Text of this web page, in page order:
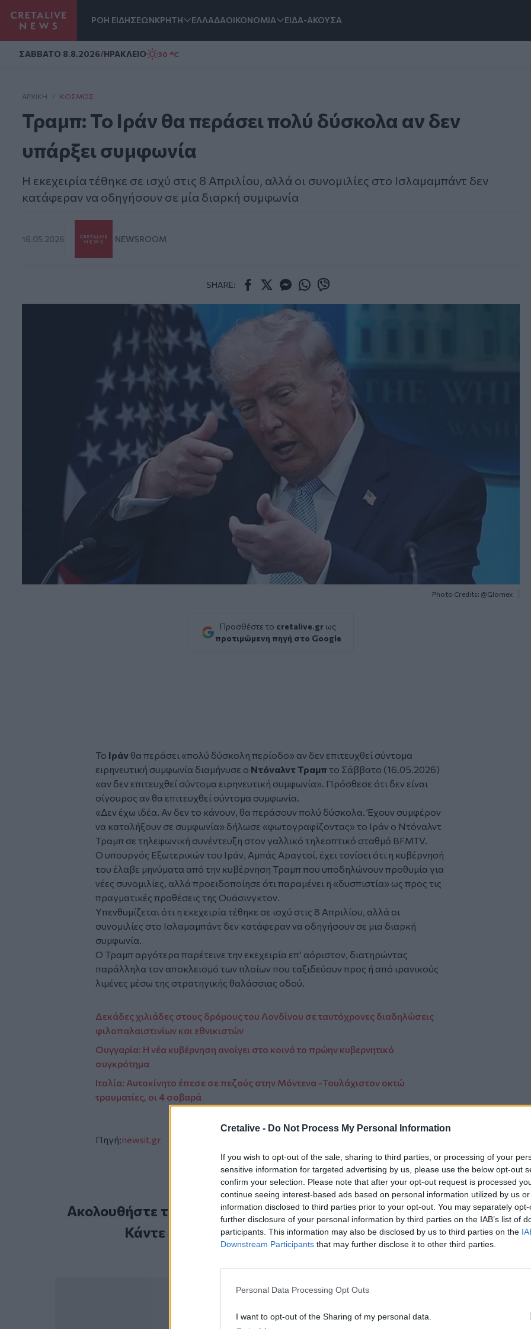
Cretalive - Do Not Process My Personal Information
If you wish to opt-out of the sale, sharing to third parties, or processing of your
sensitive information for targeted advertising by us, please use the below opt-out
confirm your selection. Please note that after your opt-out request is processed
continue seeing interest-based ads based on personal information utilized by us
information disclosed to third parties prior to your opt-out. You may separately
further disclosure of your personal information by third parties on the IAB’s list of
participants. This information may also be disclosed by us to third parties on the
Downstream Participants that may further disclose it to other third parties.
Personal Data Processing Opt Outs
I want to opt-out of the Sharing of my personal data.
ΡΟΗ ΕΙΔΗΣΕΩΝΚΡΗΤΗ ΕΛΛΑΔΑΟΙΚΟΝΟΜΙΑ ΕΙΔΑ-ΑΚΟΥΣΑ
ΣAΒΒΑΤΟ 8.8.2026/ΗΡΑΚΛΕΙΟ 30 °C
ΑΡΧΙΚΗ / ΚΌΣΜΟΣ
Τραμπ: Το Ιράν θα περάσει πολύ δύσκολα αν δεν
υπάρξει συμφωνία
Η εκεχειρία τέθηκε σε ισχύ στις 8 Απριλίου, αλλά οι συνομιλίες στο Ισλαμαμπάντ δεν
κατάφεραν να οδηγήσουν σε μία διαρκή συμφωνία
16.05.2026 NEWSROOM
SHARE:
Photo Credits: @Glomex
Προσθέστε το cretalive.gr ως
προτιμώμενη πηγή στο Google
Το Ιράν θα περάσει «πολύ δύσκολη περίοδο» αν δεν επιτευχθεί σύντομα
ειρηνευτική συμφωνία διαμήνυσε ο Ντόναλντ Τραμπ το Σάββατο (16.05.2026)
«αν δεν επιτευχθεί σύντομα ειρηνευτική συμφωνία». Πρόσθεσε ότι δεν είναι
σίγουρος αν θα επιτευχθεί σύντομα συμφωνία.
«Δεν έχω ιδέα. Αν δεν το κάνουν, θα περάσουν πολύ δύσκολα. Έχουν συμφέρον
να καταλήξουν σε συμφωνία» δήλωσε «φωτογραφίζοντας» το Ιράν ο Ντόναλντ
Τραμπ σε τηλεφωνική συνέντευξη στον γαλλικό τηλεοπτικό σταθμό BFMTV.
Ο υπουργός Εξωτερικών του Ιράν, Αμπάς Αραγτσί, έχει τονίσει ότι η κυβέρνησή
του έλαβε μηνύματα από την κυβέρνηση Τραμπ που υποδηλώνουν προθυμία για
νέες συνομιλίες, αλλά προειδοποίησε ότι παραμένει η «δυσπιστία» ως προς τις
πραγματικές προθέσεις της Ουάσινγκτον.
Υπενθυμίζεται ότι η εκεχειρία τέθηκε σε ισχύ στις 8 Απριλίου, αλλά οι
συνομιλίες στο Ισλαμαμπάντ δεν κατάφεραν να οδηγήσουν σε μια διαρκή
συμφωνία.
Ο Τραμπ αργότερα παρέτεινε την εκεχειρία επ’ αόριστον, διατηρώντας
παράλληλα τον αποκλεισμό των πλοίων που ταξιδεύουν προς ή από ιρανικούς
λιμένες μέσω της στρατηγικής θαλάσσιας οδού.
Δεκάδες χιλιάδες στους δρόμους του Λονδίνου σε ταυτόχρονες διαδηλώσεις
φιλοπαλαιστινίων και εθνικιστών
Ουγγαρία: Η νέα κυβέρνηση ανοίγει στο κοινό το πρώην κυβερνητικό
συγκρότημα
Ιταλία: Αυτοκίνητο έπεσε σε πεζούς στην Μόντενα -Τουλάχιστον οκτώ
τραυματίες, οι 4 σοβαρά
Πηγή:newsit.gr
Ακολουθήστε το Cretalive στοGoogle Newsκαι στοFacebook
Κάντε εγγραφή στο κανάλι μας στοYouTube